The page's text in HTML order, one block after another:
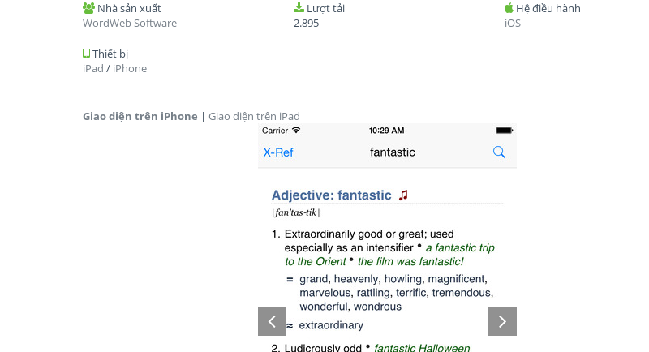
Nhà sản xuất
WordWeb Software
Lượt tải
2.895
Hệ điều hành
iOS
Thiết bị
iPad / iPhone
Giao diện trên iPhone | Giao diện trên iPad